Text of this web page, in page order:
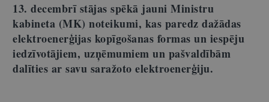
13. decembrī stājas spēkā jauni Ministru
kabineta (MK) noteikumi, kas paredz dažādas
elektroenerģijas kopīgošanas formas un iespēju
iedzīvotājiem, uzņēmumiem un pašvaldībām
dalīties ar savu saražoto elektroenerģiju.